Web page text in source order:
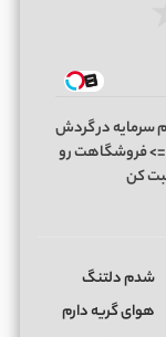
وام سرمایه در گردش
فروشگاهت رو
کن
شدم دلتنگ
هوای گریه دارم